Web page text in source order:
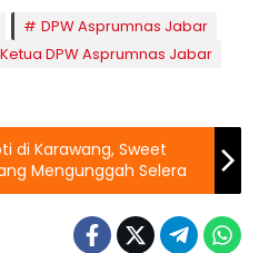
DPW Asprumnas Jabar
Ketua DPW Asprumnas Jabar
di Karawang, Sweet
Mengunggah Selera